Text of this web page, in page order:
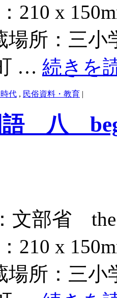
210 x
場所：三
… 続きを
代 , 民俗資料・教育 |
八
文部省 the
210 x
場所：三